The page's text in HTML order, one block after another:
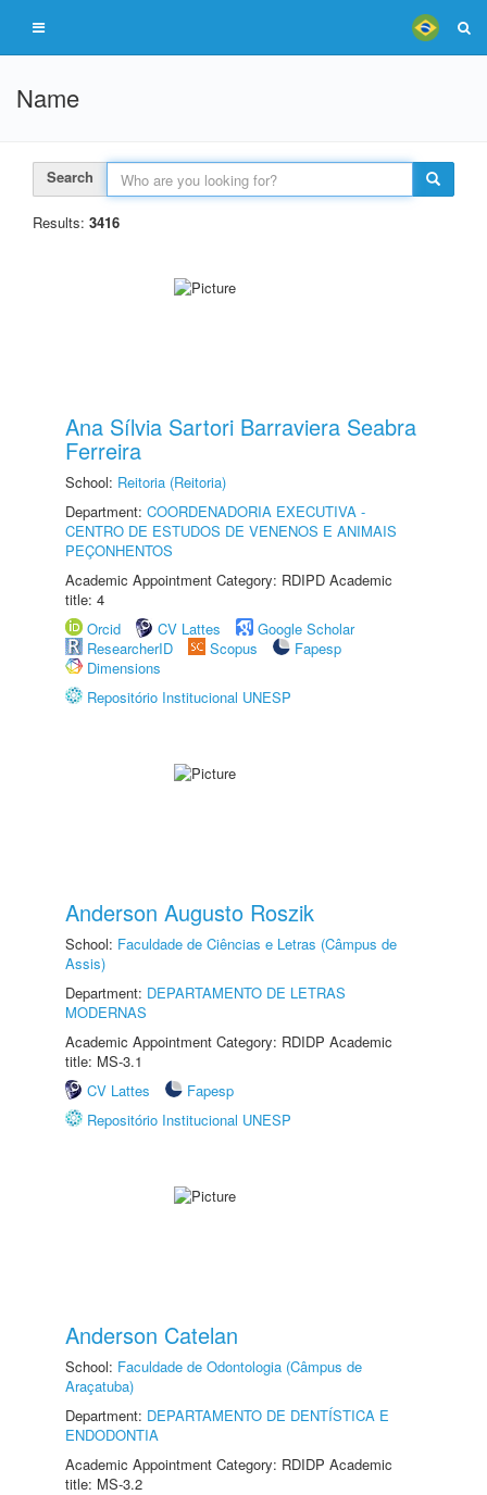
Name
Search
Results: 3416
Ana Sílvia Sartori Barraviera Seabra
Ferreira
School: Reitoria (Reitoria)
Department: COORDENADORIA EXECUTIVA -
CENTRO DE ESTUDOS DE VENENOS E ANIMAIS
PEÇONHENTOS
Academic Appointment Category: RDIPD Academic
title: 4
Orcid
CV Lattes
Google Scholar
ResearcherID
Scopus
Fapesp
Dimensions
Repositório Institucional UNESP
Anderson Augusto Roszik
School: Faculdade de Ciências e Letras (Câmpus de
Assis)
Department: DEPARTAMENTO DE LETRAS
MODERNAS
Academic Appointment Category: RDIDP Academic
title: MS-3.1
CV Lattes
Fapesp
Repositório Institucional UNESP
Anderson Catelan
School: Faculdade de Odontologia (Câmpus de
Araçatuba)
Department: DEPARTAMENTO DE DENTÍSTICA E
ENDODONTIA
Academic Appointment Category: RDIDP Academic
title: MS-3.2